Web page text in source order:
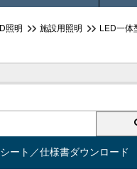
照明 施設用照明 LED一体
ート／仕様書ダウンロード